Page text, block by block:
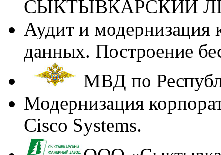
СЫКТЫВКАРСКИЙ
Аудит и модернизация
данных. Построение
МВД по
Модернизация
Cisco Systems.